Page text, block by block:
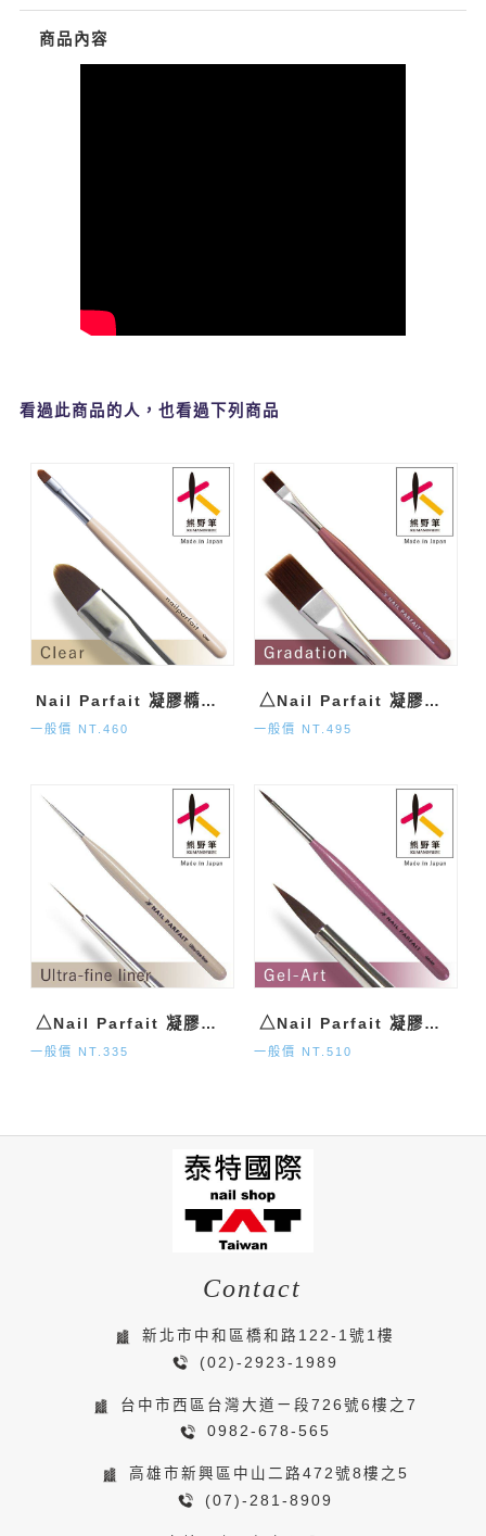
商品內容
看過此商品的人，也看過下列商品
Nail Parfait 凝膠橢圓筆(基礎膠專用) Clear
一般價 NT.460
△Nail Parfait 凝膠寬版漸層筆 gradation brush
一般價 NT.495
△Nail Parfait 凝膠特極細線筆 Ultra-fine liner
一般價 NT.335
△Nail Parfait 凝膠花卉彩繪筆 gel art-1 brush
一般價 NT.510
Contact
新北市中和區橋和路122-1號1樓
(02)-2923-1989
台中市西區台灣大道ㄧ段726號6樓之7
0982-678-565
高雄市新興區中山二路472號8樓之5
(07)-281-8909